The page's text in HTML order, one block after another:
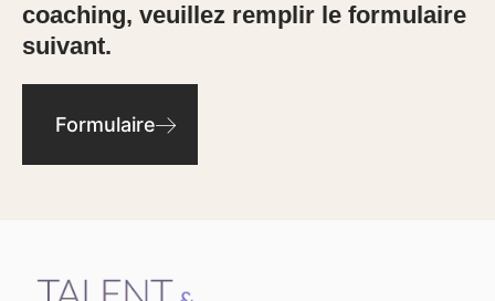
coaching, veuillez remplir le formulaire
suivant.
Formulaire